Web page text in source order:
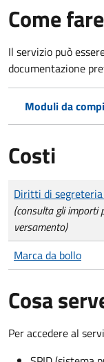
Come fare
Il servizio può
documentazione
Moduli da
Costi
Tipo di pagamento
Importo
Diritti di
(consulta gli importi
versamento)
Marca da bollo
Cosa
Per accedere al